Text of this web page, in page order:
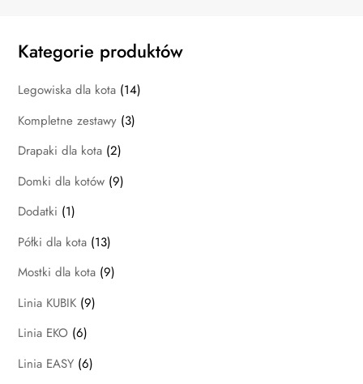
Kategorie produktów
Legowiska dla kota (14)
Kompletne zestawy (3)
Drapaki dla kota (2)
Domki dla kotów (9)
Dodatki (1)
Półki dla kota (13)
Mostki dla kota (9)
Linia KUBIK (9)
Linia EKO (6)
Linia EASY (6)